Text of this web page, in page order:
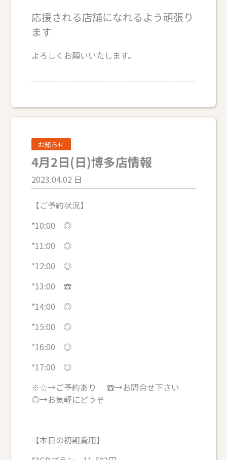
応援される店舗になれるよう頑張り
ます
よろしくお願いいたします。
お知らせ
4月2日(日)博多店情報
2023.04.02 日
【ご予約状況】
*10:00 ◎
*11:00 ◎
*12:00 ◎
*13:00 ☎
*14:00 ◎
*15:00 ◎
*16:00 ◎
*17:00 ◎
※☆→ご予約あり ☎→お問合せ下さい
◎→お気軽にどうぞ
【本日の初期費用】